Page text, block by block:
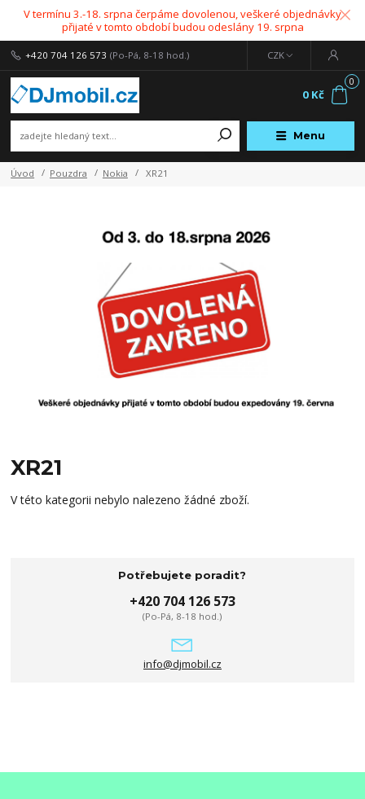
V termínu 3.-18. srpna čerpáme dovolenou, veškeré objednávky
přijaté v tomto období budou odeslány 19. srpna
Menu
CZK
+420 704 126 573 (Po-Pá, 8-18 hod.)
0
0 Kč
Úvod Pouzdra Nokia XR21
XR21
V této kategorii nebylo nalezeno žádné zboží.
Potřebujete poradit?
+420 704 126 573
(Po-Pá, 8-18 hod.)
info@djmobil.cz